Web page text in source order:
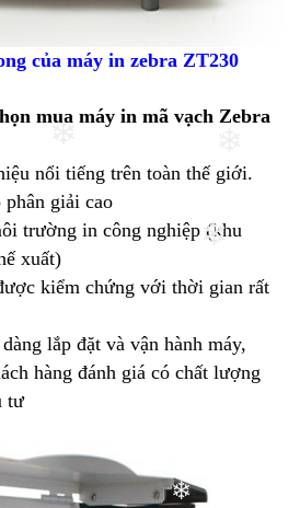
của máy in zebra ZT230
mua máy in mã vạch Zebra
nổi tiếng trên toàn thế giới.
giải cao
trường in công nghiệp (khu
xuất)
kiểm chứng với thời gian rất
lắp đặt và vận hành máy,
hàng đánh giá có chất lượng
tư
❄
❄
❄